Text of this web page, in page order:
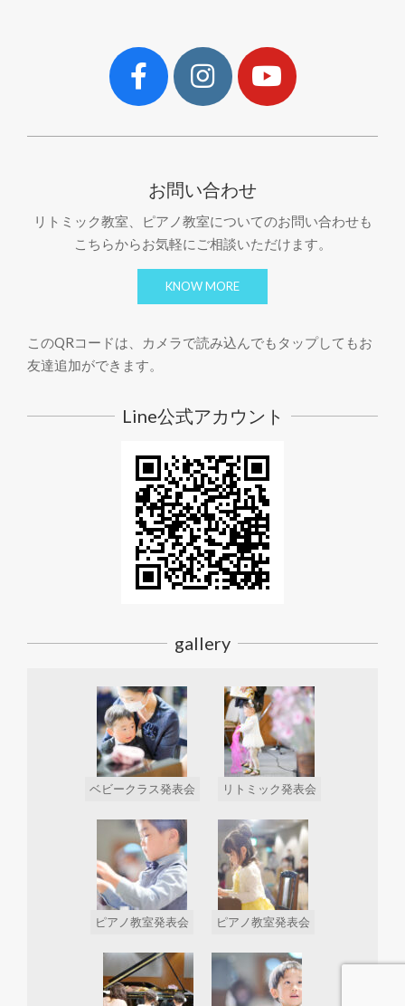
お問い合わせ
リトミック教室、ピアノ教室についてのお問い合わせも
こちらからお気軽にご相談いただけます。
KNOW MORE
このQRコードは、カメラで読み込んでもタップしてもお
友達追加ができます。
Line公式アカウント
gallery
ベビークラス発表会 リトミック発表会
ピアノ教室発表会 ピアノ教室発表会